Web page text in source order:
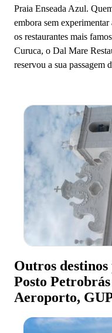
Praia Enseada Azul.
embora sem
os restaurantes mais
Curuca, o Dal Mare
reservou a sua passagem
Outros
Posto
Aeroporto,